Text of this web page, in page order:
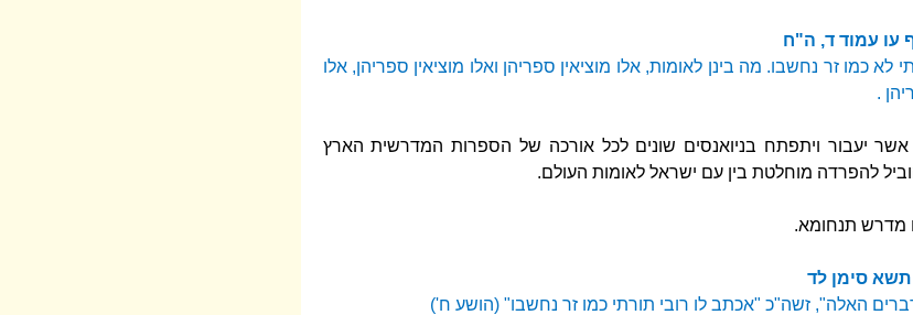
עו עמוד ד, ה"ח
לא כמו זר נחשבו. מה בינן לאומות, אלו מוציאין ספריהן ואלו מוציאין ספריהן, אלו
.
יעבור ויתפתח בניואנסים שונים לכל אורכה של הספרות המדרשית הארץ
להפרדה מוחלטת בין עם ישראל לאומות העולם.
מדרש תנחומא.
סימן לד
האלה", זשה"כ "אכתב לו רובי תורתי כמו זר נחשבו" (הושע ח')